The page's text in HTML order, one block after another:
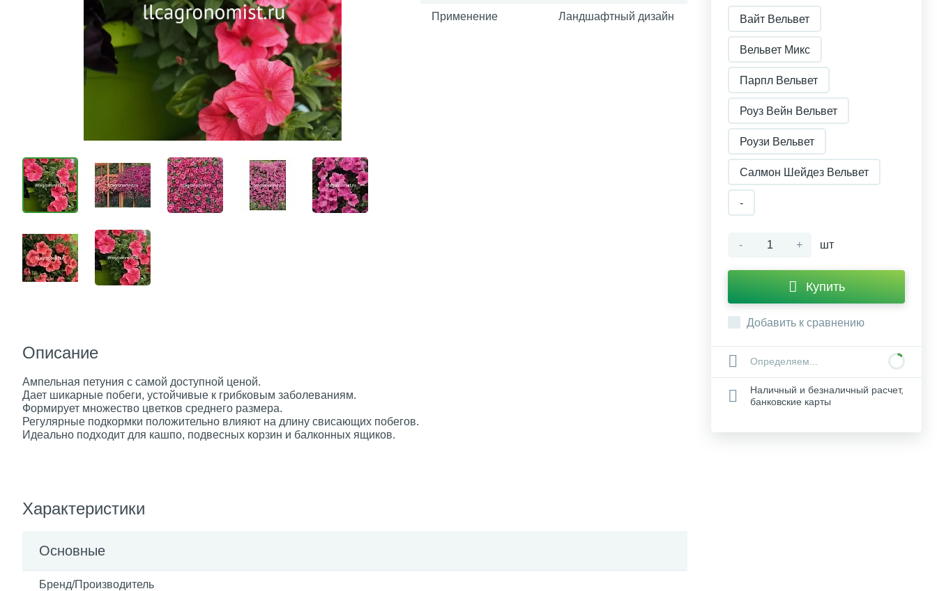
Применение Ландшафтный дизайн
Описание
Ампельная петуния с самой доступной ценой.
Дает шикарные побеги, устойчивые к грибковым заболеваниям.
Формирует множество цветков среднего размера.
Регулярные подкормки положительно влияют на длину свисающих побегов.
Идеально подходит для кашпо, подвесных корзин и балконных ящиков.
Характеристики
Основные
Бренд/Производитель
Вайт Вельвет
Вельвет Микс
Парпл Вельвет
Роуз Вейн Вельвет
Роузи Вельвет
Салмон Шейдез Вельвет
-
- + шт
Купить
Добавить к сравнению
Определяем...
Наличный и безналичный расчет,
банковские карты